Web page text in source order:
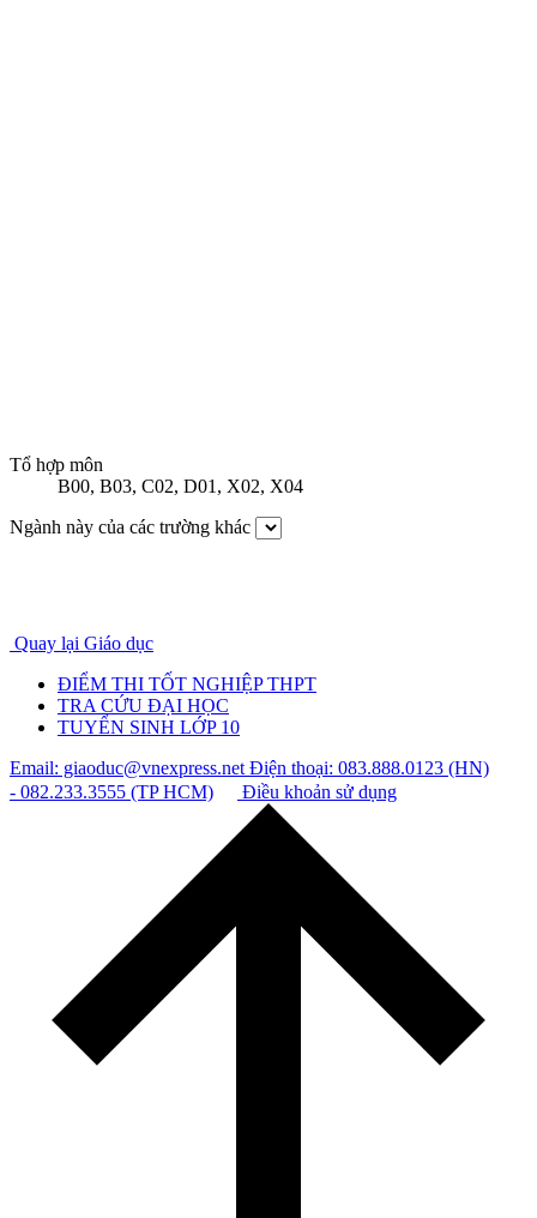
Tổ hợp môn
B00, B03, C02, D01, X02, X04
Ngành này của các trường khác
Quay lại Giáo dục
ĐIỂM THI TỐT NGHIỆP THPT
TRA CỨU ĐẠI HỌC
TUYỂN SINH LỚP 10
Email: giaoduc@vnexpress.netĐiện thoại: 083.888.0123 (HN)
- 082.233.3555 (TP HCM)
Điều khoản sử dụng